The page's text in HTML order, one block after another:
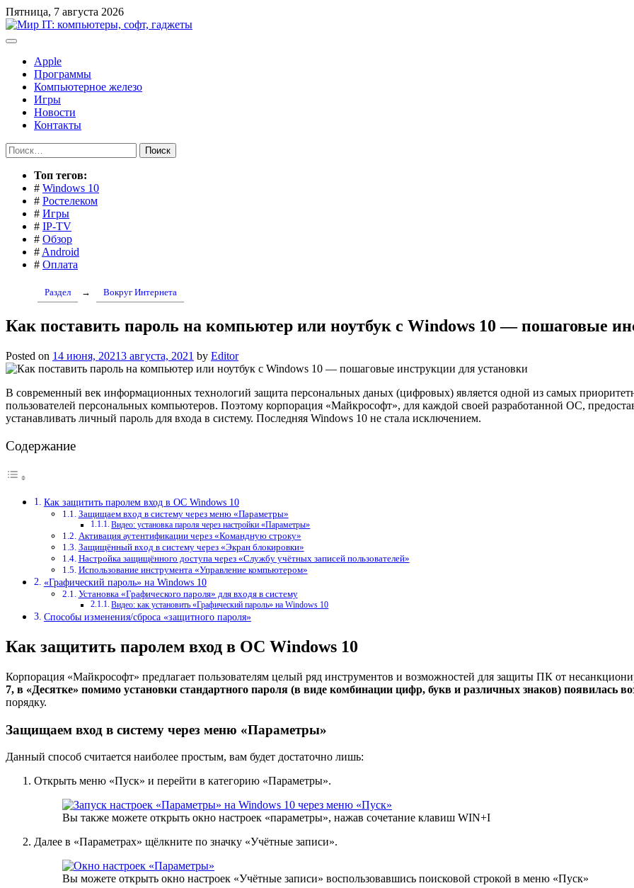
Перейти
к
содержимому
Пятница, 7 августа 2026
Apple
Программы
Компьютерное железо
Игры
Новости
Контакты
Найти:
Toп тегов:
# Windows 10
# Ростелеком
# Игры
# IP-TV
# Обзор
# Android
# Оплата
Раздел → Вокруг Интернета
Как поставить пароль на компьютер или ноутбук с Windows 10 — пошаговые
Posted on 14 июня, 20213 августа, 2021 by Editor
В современный век информационных технологий защита персональных даных (цифровых) является одной из самых
пользователей персональных компьютеров. Поэтому корпорация «Майкрософт», для каждой своей разработанной ОС,
устанавливать личный пароль для входа в систему. Последняя Windows 10 не стала исключением.
Содержание
Как защитить паролем вход в ОС Windows 10
Защищаем вход в систему через меню «Параметры»
Видео: установка пароля через настройки «Параметры»
Активация аутентификации через «Командную строку»
Защищённый вход в систему через «Экран блокировки»
Настройка защищённого доступа через «Службу учётных записей пользователей»
Использование инструмента «Управление компьютером»
«Графический пароль» на Windows 10
Установка «Графического пароля» для входя в систему
Видео: как установить «Графический пароль» на Windows 10
Способы изменения/сброса «защитного пароля»
Как защитить паролем вход в ОС Windows 10
Корпорация «Майкрософт» предлагает пользователям целый ряд инструментов и возможностей для защиты ПК от
7, в «Десятке» помимо установки стандартного пароля (в виде комбинации цифр, букв и различных знаков) появилась
порядку.
Защищаем вход в систему через меню «Параметры»
Данный способ считается наиболее простым, вам будет достаточно лишь:
Открыть меню «Пуск» и перейти в категорию «Параметры».
Вы также можете открыть окно настроек «параметры», нажав сочетание клавиш WIN+I
Далее в «Параметрах» щёлкните по значку «Учётные записи».
Вы можете открыть окно настроек «Учётные записи» воспользовавшись поисковой строкой в меню «Пуск»